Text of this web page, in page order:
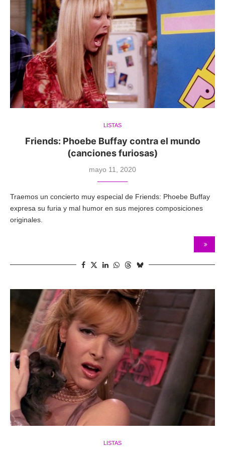
LISTAS
Friends: Phoebe Buffay contra el mundo
(canciones furiosas)
mayo 11, 2020
Traemos un concierto muy especial de Friends: Phoebe Buffay
expresa su furia y mal humor en sus mejores composiciones
originales.
LISTAS